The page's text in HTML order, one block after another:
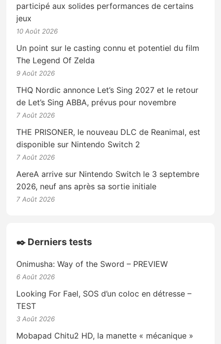
participé aux solides performances de certains
jeux
10 Août 2026
Un point sur le casting connu et potentiel du film
The Legend Of Zelda
9 Août 2026
THQ Nordic annonce Let’s Sing 2027 et le retour
de Let’s Sing ABBA, prévus pour novembre
7 Août 2026
THE PRISONER, le nouveau DLC de Reanimal, est
disponible sur Nintendo Switch 2
7 Août 2026
AereA arrive sur Nintendo Switch le 3 septembre
2026, neuf ans après sa sortie initiale
7 Août 2026
✒️ Derniers tests
Onimusha: Way of the Sword – PREVIEW
6 Août 2026
Looking For Fael, SOS d’un coloc en détresse –
TEST
3 Août 2026
Mobapad Chitu2 HD, la manette « mécanique »